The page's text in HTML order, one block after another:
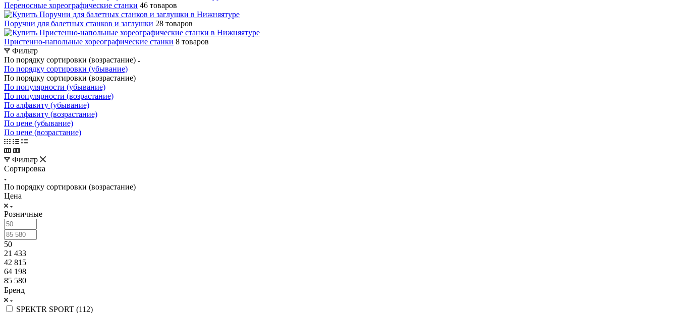
Переносные хореографические станки 46 товаров
Поручни для балетных станков и заглушки 28 товаров
Пристенно-напольные хореографические станки 8 товаров
Фильтр
По порядку сортировки (возрастание)
По порядку сортировки (убывание)
По порядку сортировки (возрастание)
По популярности (убывание)
По популярности (возрастание)
По алфавиту (убывание)
По алфавиту (возрастание)
По цене (убывание)
По цене (возрастание)
Фильтр
Сортировка
По порядку сортировки (возрастание)
Цена
Розничные
50
21 433
42 815
64 198
85 580
Бренд
SPEKTR SPORT (112)